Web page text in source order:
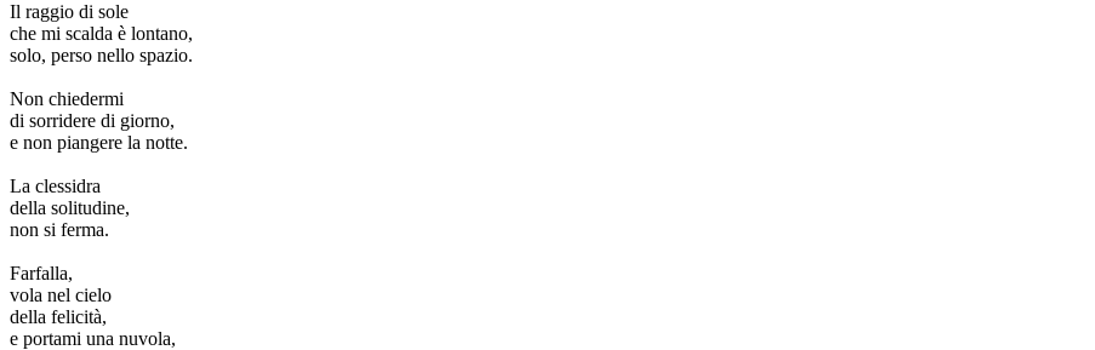
Il raggio di sole
che mi scalda è lontano,
solo, perso nello spazio.
Non chiedermi
di sorridere di giorno,
e non piangere la notte.
La clessidra
della solitudine,
non si ferma.
Farfalla,
vola nel cielo
della felicità,
e portami una nuvola,